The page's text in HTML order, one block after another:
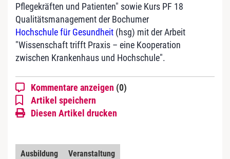
Pflegekräften und Patienten" sowie Kurs PF 18
Qualitätsmanagement der Bochumer
Hochschule für Gesundheit (hsg) mit der Arbeit
"Wissenschaft trifft Praxis – eine Kooperation
zwischen Krankenhaus und Hochschule".
Kommentare anzeigen (0)
Artikel speichern
Diesen Artikel drucken
Ausbildung Veranstaltung